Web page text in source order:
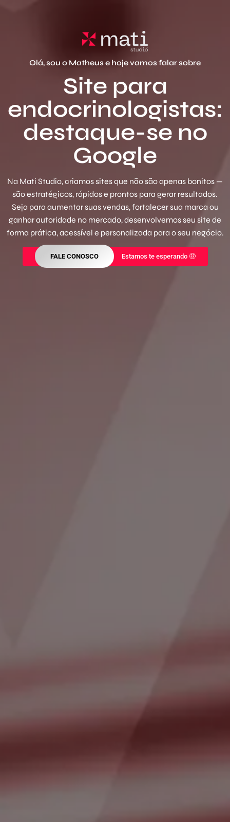
Olá, sou o Matheus e hoje vamos falar sobre
Site para
endocrinologistas:
destaque-se no
Google
Na Mati Studio, criamos sites que não são apenas bonitos —
são estratégicos, rápidos e prontos para gerar resultados.
Seja para aumentar suas vendas, fortalecer sua marca ou
ganhar autoridade no mercado, desenvolvemos seu site de
forma prática, acessível e personalizada para o seu negócio.
FALE CONOSCO Estamos te esperando 🤑